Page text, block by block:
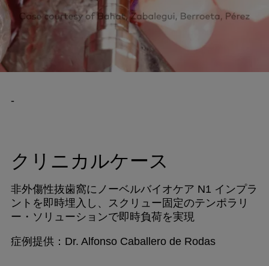
-
クリニカルケース
非外傷性抜歯窩にノーベルバイオケア N1 インプラ
ントを即時埋入し、スクリュー固定のテンポラリ
ー・ソリューションで即時負荷を実現
症例提供：Dr. Alfonso Caballero de Rodas